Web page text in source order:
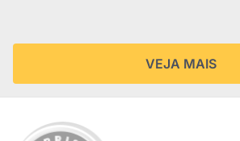
VEJA MAIS